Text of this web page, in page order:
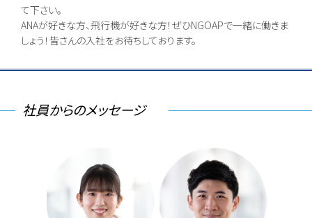
て下さい。
ANAが好きな方、飛行機が好きな方！ぜひNGOAPで一緒に働きま
しょう！皆さんの入社をお待ちしております。
社員からのメッセージ